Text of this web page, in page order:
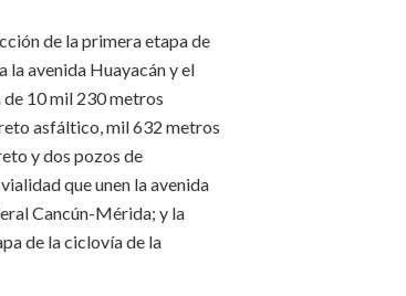
de la primera etapa de
la avenida Huayacán y el
10 mil 230 metros
asfáltico, mil 632 metros
y dos pozos de
que unen la avenida
Cancún-Mérida; y la
de la ciclovía de la